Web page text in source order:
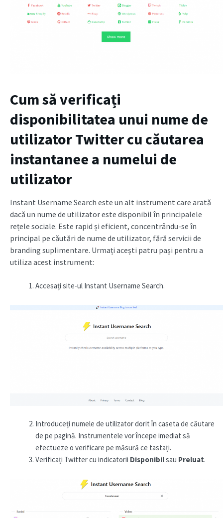
Cum să verificați
disponibilitatea unui nume de
utilizator Twitter cu căutarea
instantanee a numelui de
utilizator
Instant Username Search este un alt instrument care arată
dacă un nume de utilizator este disponibil în principalele
rețele sociale. Este rapid și eficient, concentrându-se în
principal pe căutări de nume de utilizator, fără servicii de
branding suplimentare. Urmați acești patru pași pentru a
utiliza acest instrument:
Accesați site-ul Instant Username Search.
Introduceți numele de utilizator dorit în caseta de căutare
de pe pagină. Instrumentele vor începe imediat să
efectueze o verificare pe măsură ce tastați.
Verificați Twitter cu indicatorii Disponibilsau Preluat.